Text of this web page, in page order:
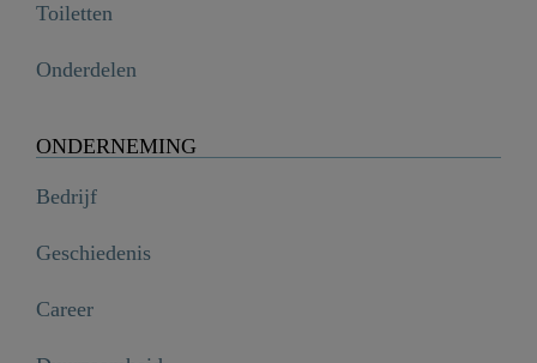
Toiletten
Onderdelen
ONDERNEMING
Bedrijf
Geschiedenis
Career